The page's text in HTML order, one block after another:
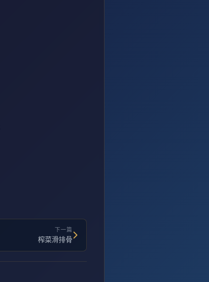
下一篇
榨菜滑排骨